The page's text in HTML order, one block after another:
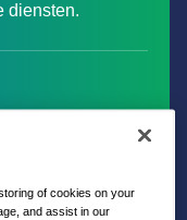
diensten.
of cookies on your
and assist in our